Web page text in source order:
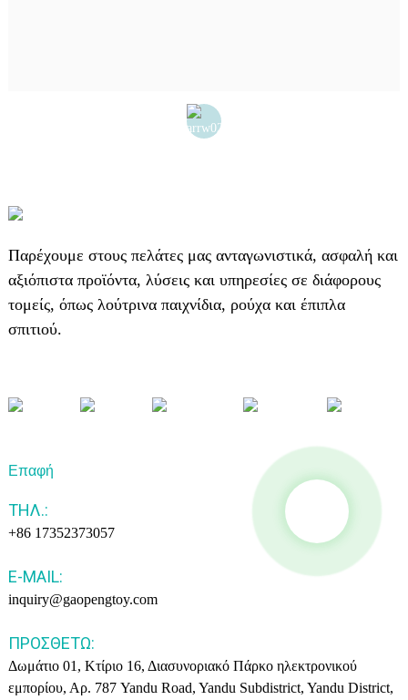
Παρέχουμε στους πελάτες μας ανταγωνιστικά, ασφαλή και
αξιόπιστα προϊόντα, λύσεις και υπηρεσίες σε διάφορους
τομείς, όπως λούτρινα παιχνίδια, ρούχα και έπιπλα
σπιτιού.
Επαφή
ΤΗΛ.:
+86 17352373057
E-MAIL:
inquiry@gaopengtoy.com
ΠΡΟΣΘΈΤΩ:
Δωμάτιο 01, Κτίριο 16, Διασυνοριακό Πάρκο ηλεκτρονικού
εμπορίου, Αρ. 787 Yandu Road, Yandu Subdistrict, Yandu District,